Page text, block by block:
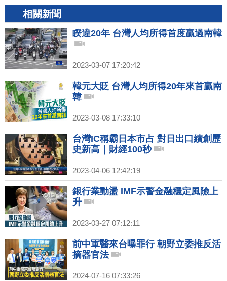
相關新聞
睽違20年 台灣人均所得首度贏過南韓
2023-03-07 17:20:42
韓元大貶 台灣人均所得20年來首贏南
韓
2023-03-08 17:33:10
台灣IC稱霸日本市占 對日出口續創歷
史新高｜財經100秒
2023-04-06 12:42:19
銀行業動盪 IMF示警金融穩定風險上
升
2023-03-27 07:12:11
前中軍醫來台曝罪行 朝野立委推反活
摘器官法
2024-07-16 07:33:26